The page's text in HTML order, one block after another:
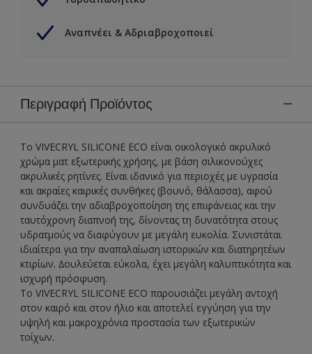
Αναπνέει & Αδριαβροχοποιεί
Περιγραφή Προϊόντος
Το VIVECRYL SILICONE ECO είναι οικολογικό ακρυλικό
χρώμα ματ εξωτερικής χρήσης, με βάση σιλικονούχες
ακρυλικές ρητίνες. Είναι ιδανικό για περιοχές με υγρασία
και ακραίες καιρικές συνθήκες (βουνό, θάλασσα), αφού
συνδυάζει την αδιαβροχοποίηση της επιφάνειας και την
ταυτόχρονη διαπνοή της, δίνοντας τη δυνατότητα στους
υδρατμούς να διαφύγουν με μεγάλη ευκολία. Συνιστάται
ιδιαίτερα για την αναπαλαίωση ιστορικών και διατηρητέων
κτιρίων. ∆ουλεύεται εύκολα, έχει μεγάλη καλυπτικότητα και
ισχυρή πρόσφυση.
Το VIVECRYL SILICONE ECO παρουσιάζει μεγάλη αντοχή
στον καιρό και στον ήλιο και αποτελεί εγγύηση για την
υψηλή και μακροχρόνια προστασία των εξωτερικών
τοίχων.